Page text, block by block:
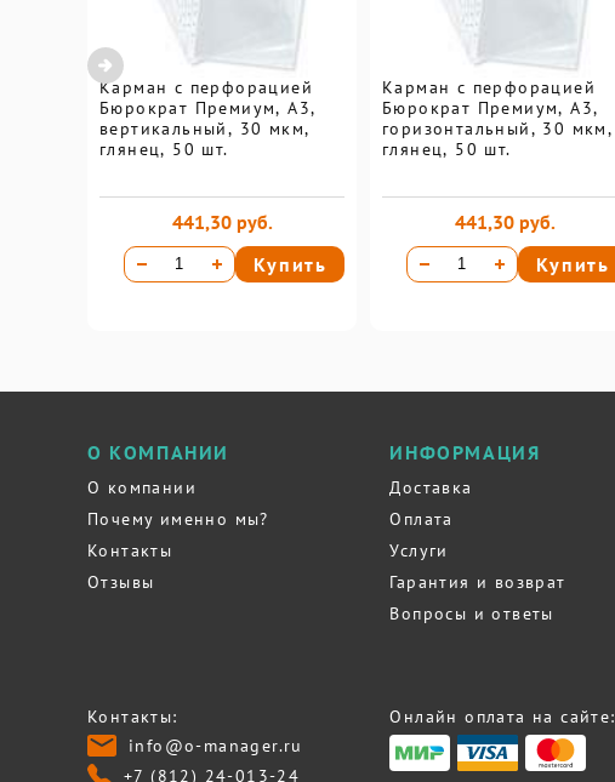
Карман с перфорацией
Бюрократ Премиум, А3,
вертикальный, 30 мкм,
глянец, 50 шт.
441,30 руб.
Купить
Карман с перфорацией
Бюрократ Премиум, А3,
горизонтальный, 30 мкм,
глянец, 50 шт.
441,30 руб.
Купить
О КОМПАНИИ
О компании
Почему именно мы?
Контакты
Отзывы
ИНФОРМАЦИЯ
Доставка
Оплата
Услуги
Гарантия и возврат
Вопросы и ответы
Контакты:
info@o-manager.ru
+7 (812) 24-013-24
Онлайн оплата на сайте: